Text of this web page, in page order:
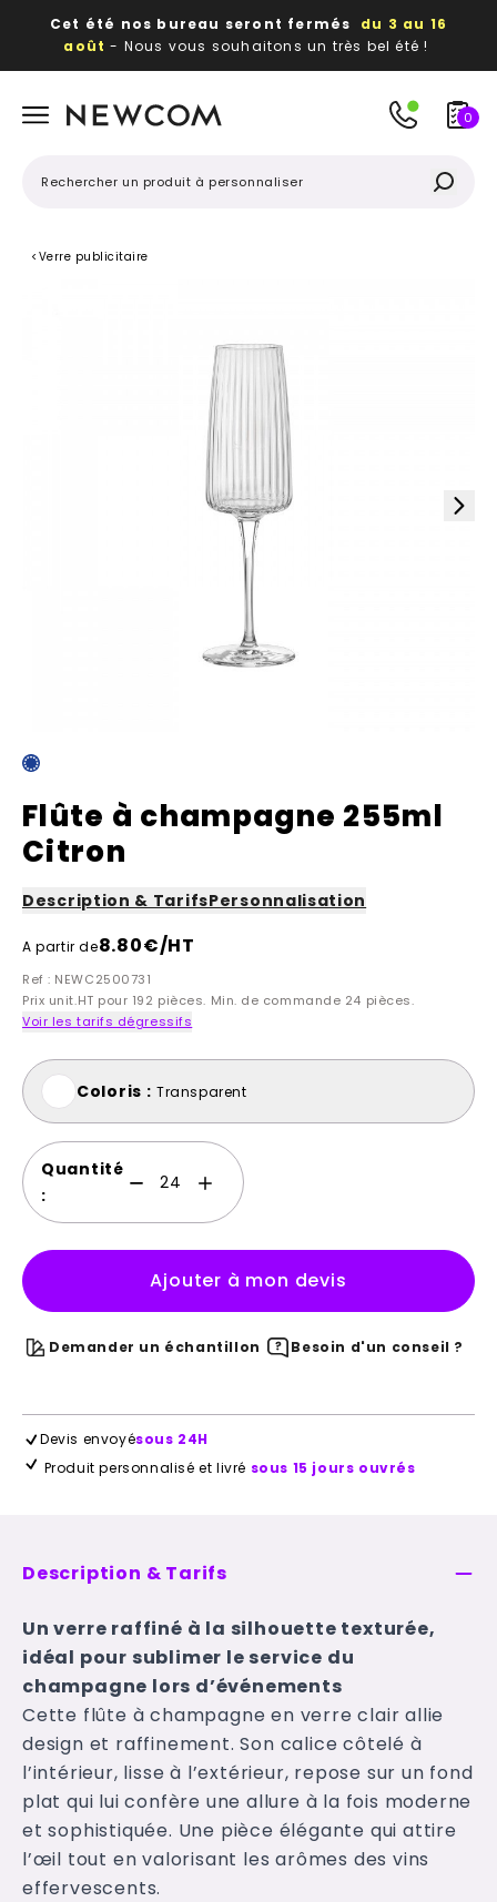
Cet été nos bureau seront fermés du 3 au 16
août - Nous vous souhaitons un très bel été !
publicitaires
0
< Verre publicitaire
Flûte à champagne 255ml
Citron
Description & TarifsPersonnalisation
A partir de8.80€/HT
Ref : NEWC2500731
Prix unit.HT pour 192 pièces. Min. de commande 24 pièces.
Voir les tarifs dégressifs
Coloris : Transparent
Quantité
:
Ajouter à mon devis
Demander un échantillon Besoin d'un conseil ?
Devis envoyésous 24H
Produit personnalisé et livré sous 15 jours ouvrés
Description & Tarifs
Un verre raffiné à la silhouette texturée,
idéal pour sublimer le service du
champagne lors d’événements
Cette flûte à champagne en verre clair allie
design et raffinement. Son calice côtelé à
l’intérieur, lisse à l’extérieur, repose sur un fond
plat qui lui confère une allure à la fois moderne
et sophistiquée. Une pièce élégante qui attire
l’œil tout en valorisant les arômes des vins
effervescents.